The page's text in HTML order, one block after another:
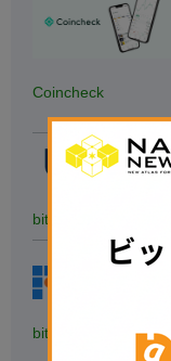
Coincheck
bitbank
bitFlyer